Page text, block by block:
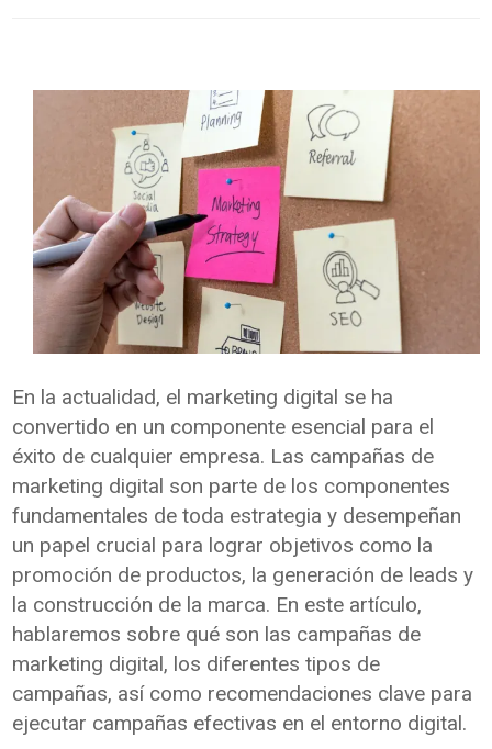
En la actualidad, el marketing digital se ha
convertido en un componente esencial para el
éxito de cualquier empresa. Las campañas de
marketing digital son parte de los componentes
fundamentales de toda estrategia y desempeñan
un papel crucial para lograr objetivos como la
promoción de productos, la generación de leads y
la construcción de la marca. En este artículo,
hablaremos sobre qué son las campañas de
marketing digital, los diferentes tipos de
campañas, así como recomendaciones clave para
ejecutar campañas efectivas en el entorno digital.